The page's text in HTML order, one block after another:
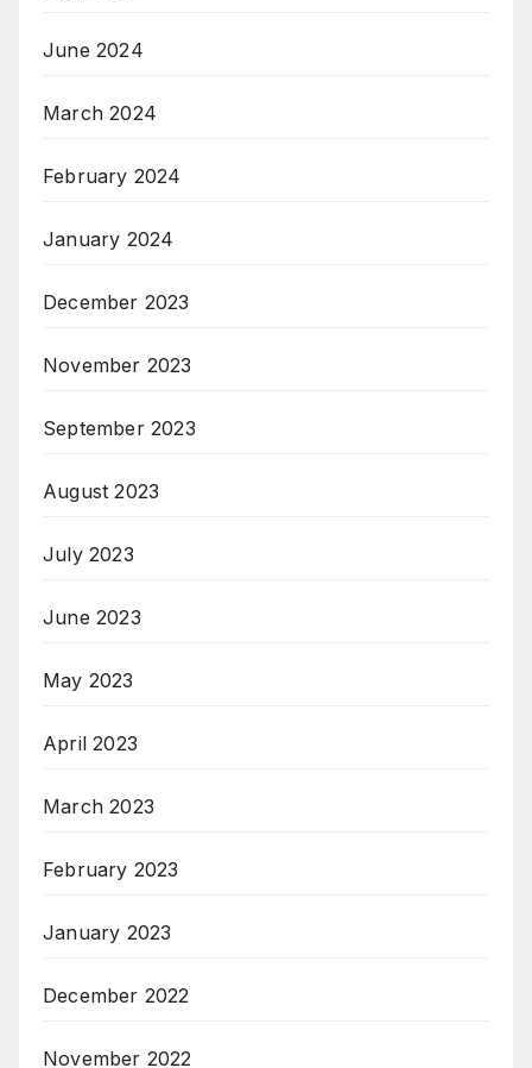
June 2024
March 2024
February 2024
January 2024
December 2023
November 2023
September 2023
August 2023
July 2023
June 2023
May 2023
April 2023
March 2023
February 2023
January 2023
December 2022
November 2022